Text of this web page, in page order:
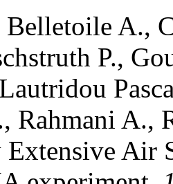
Belletoile A.,
P.,
Lautridou
, Rahmani A.,
Extensive Air